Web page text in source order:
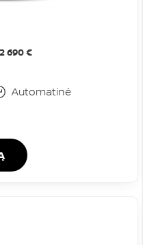
690 €
Automatinė